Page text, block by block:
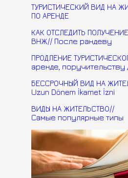
ТУРИСТИЧЕСКИЙ ВИД НА
ПО АРЕНДЕ
ПРОДЛЕНИЕ
аренде,
КАК ОТСЛЕДИТЬ ПОЛУЧЕНИЕ
ВНЖ// После рандеву
БЕССРОЧНЫЙ ВИД НА
Uzun Dönem İkamet İzni
ВИДЫ НА ЖИТЕЛЬСТВО//
Самые популярные типы